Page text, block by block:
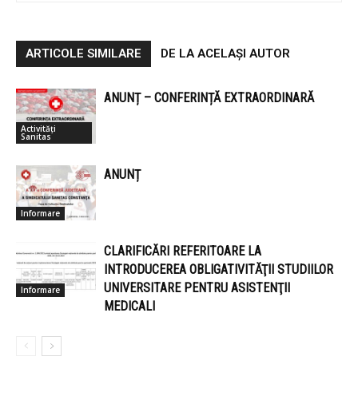
ARTICOLE SIMILARE DE LA ACELAȘI AUTOR
Activități
Sanitas
ANUNȚ – CONFERINȚĂ EXTRAORDINARĂ
Informare
ANUNȚ
Informare
CLARIFICĂRI REFERITOARE LA
INTRODUCEREA OBLIGATIVITĂŢII STUDIILOR
UNIVERSITARE PENTRU ASISTENŢII
MEDICALI